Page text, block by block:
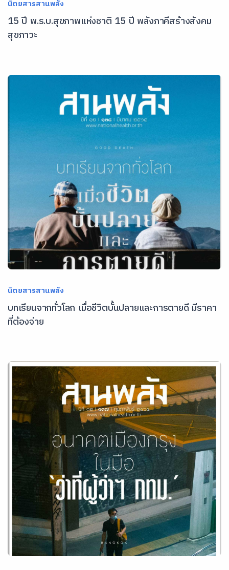
นิตยสารสานพลัง
15 ปี พ.ร.บ.สุขภาพแห่งชาติ 15 ปี พลังภาคีสร้างสังคม
สุขภาวะ
นิตยสารสานพลัง
บทเรียนจากทั่วโลก เมื่อชีวิตบั้นปลายและการตายดี มีราคา
ที่ต้องจ่าย